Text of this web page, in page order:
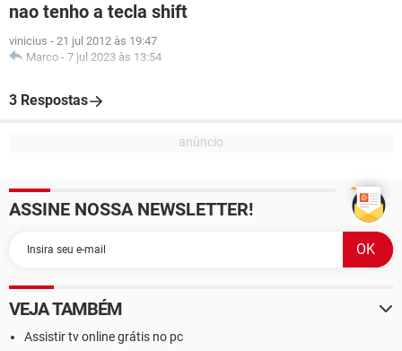
nao tenho a tecla shift
vinicius - 21 jul 2012 às 19:47
Marco - 7 jul 2023 às 13:54
3 Respostas
ASSINE NOSSA NEWSLETTER!
VEJA TAMBÉM
Assistir tv online grátis no pc